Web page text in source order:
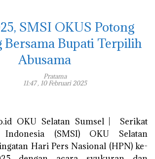
SMSI OKUS Potong
Bersama Bupati Terpilih
Abusama
Pratama
11:47 , 10 Februari 2025
OKU Selatan Sumsel | Serikat
(SMSI) OKU Selatan
Hari Pers Nasional (HPN) ke-